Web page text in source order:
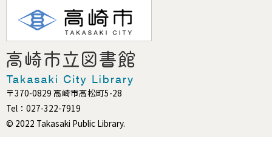
〒370-0829 高崎市高松町5-28
Tel：027-322-7919
© 2022 Takasaki Public Library.